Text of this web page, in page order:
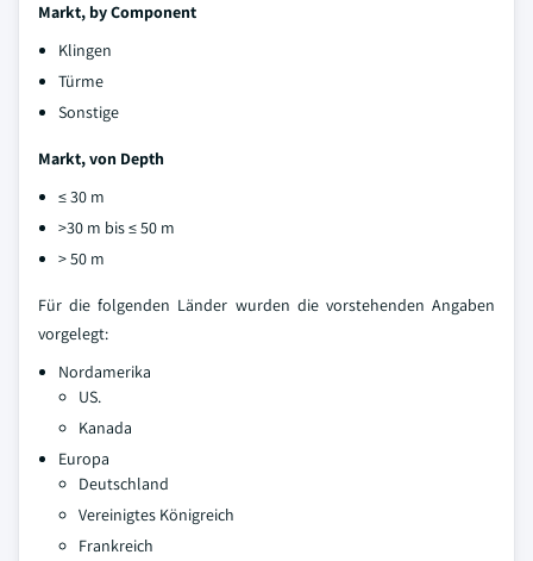
Markt, by Component
Klingen
Türme
Sonstige
Markt, von Depth
≤ 30 m
>30 m bis ≤ 50 m
> 50 m
Für die folgenden Länder wurden die vorstehenden Angaben
vorgelegt:
Nordamerika
US.
Kanada
Europa
Deutschland
Vereinigtes Königreich
Frankreich